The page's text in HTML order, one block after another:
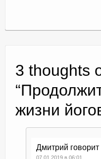
3 thoughts
“
жизни
Дмитрий говорит
07.01.2019 в 06:01